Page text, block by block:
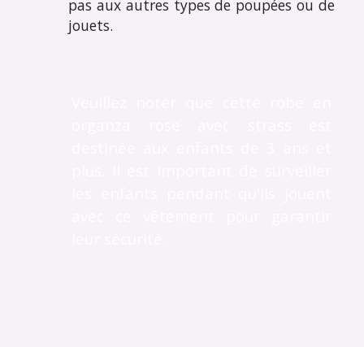
pas aux autres types de poupées ou de
jouets.